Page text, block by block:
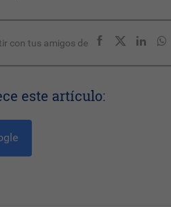
con tus amigos de
este artículo: